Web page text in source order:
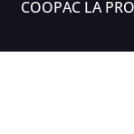
COOPAC LA